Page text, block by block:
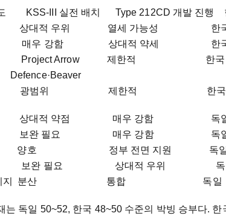
도 KSS-III 실전 배치 Type 212CD 개발 진행
상대적 우위 열세 가능성 한
연계 매우 강함 상대적 약세 한
연계 Project Arrow 제한
워크 광범위 제한적 한국
상대적 약점 매우 강함 독
사 보완 필요 매우 강함 독
원 양호 정부 전면 지원 독
력 보완 필요 상대적 우위 독
패키지 분산 통합 독일
는 독일 50~52, 한국 48~50 수준의 박빙 승부다.